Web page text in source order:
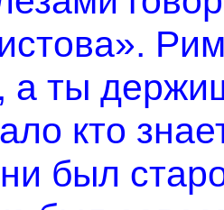
а ты
кто
был